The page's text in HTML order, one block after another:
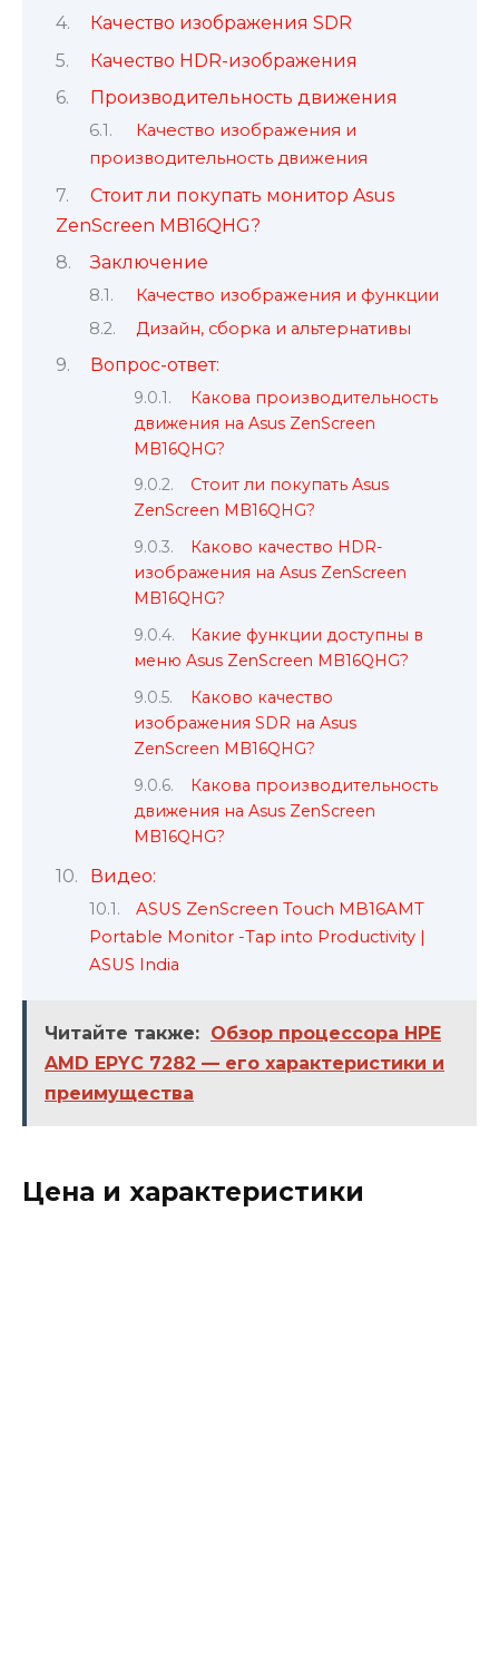
Качество изображения SDR
Качество HDR-изображения
Производительность движения
Качество изображения и
производительность движения
Стоит ли покупать монитор Asus
ZenScreen MB16QHG?
Заключение
Качество изображения и функции
Дизайн, сборка и альтернативы
Вопрос-ответ:
Какова производительность
движения на Asus ZenScreen
MB16QHG?
Стоит ли покупать Asus
ZenScreen MB16QHG?
Каково качество HDR-
изображения на Asus ZenScreen
MB16QHG?
Какие функции доступны в
меню Asus ZenScreen MB16QHG?
Каково качество
изображения SDR на Asus
ZenScreen MB16QHG?
Какова производительность
движения на Asus ZenScreen
MB16QHG?
Видео:
ASUS ZenScreen Touch MB16AMT
Portable Monitor -Tap into Productivity |
ASUS India
Читайте также: Обзор процессора HPE
AMD EPYC 7282 — его характеристики и
преимущества
Цена и характеристики